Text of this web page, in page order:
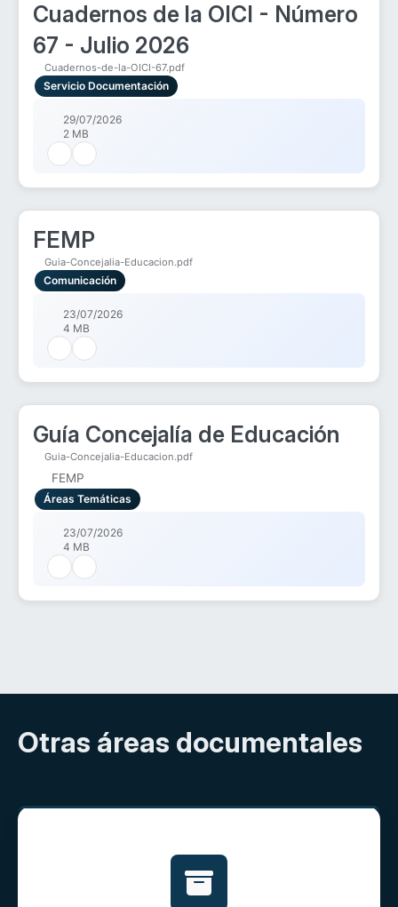
Cuadernos de la OICI - Número
67 - Julio 2026
Cuadernos-de-la-OICI-67.pdf
Servicio Documentación
29/07/2026
2 MB
FEMP
Guia-Concejalia-Educacion.pdf
Comunicación
23/07/2026
4 MB
Guía Concejalía de Educación
Guia-Concejalia-Educacion.pdf
FEMP
Áreas Temáticas
23/07/2026
4 MB
Otras áreas documentales